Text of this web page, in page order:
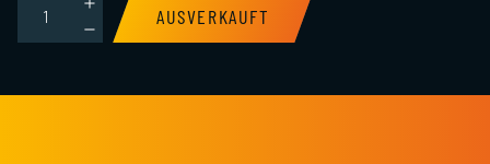
AUSVERKAUFT